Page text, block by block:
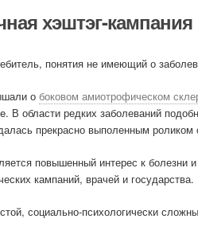
хэштэг-кампания
понятия не имеющий о
о боковом амиотрофическом
В области редких заболеваний
прекрасно выполенным роликом
повышенный интерес к болезни
кампаний, врачей и государства.
социально-психологически